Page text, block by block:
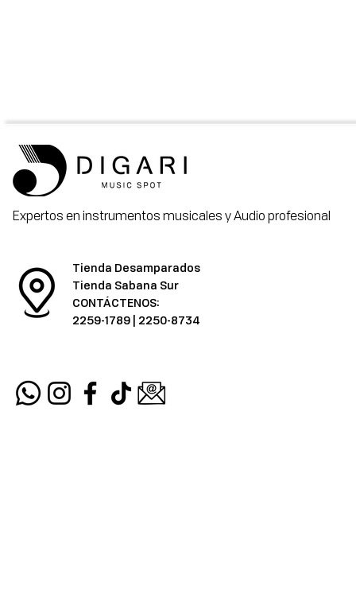
Expertos en instrumentos musicales y Audio profesional
Tienda Desamparados
Tienda Sabana Sur
CONTÁCTENOS:
2259-1789 | 2250-8734